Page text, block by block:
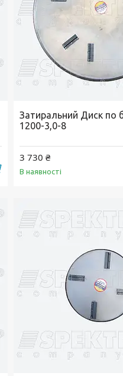
Купити
Затиральний Диск по
1200-3,0-8
3 730 ₴
В наявності